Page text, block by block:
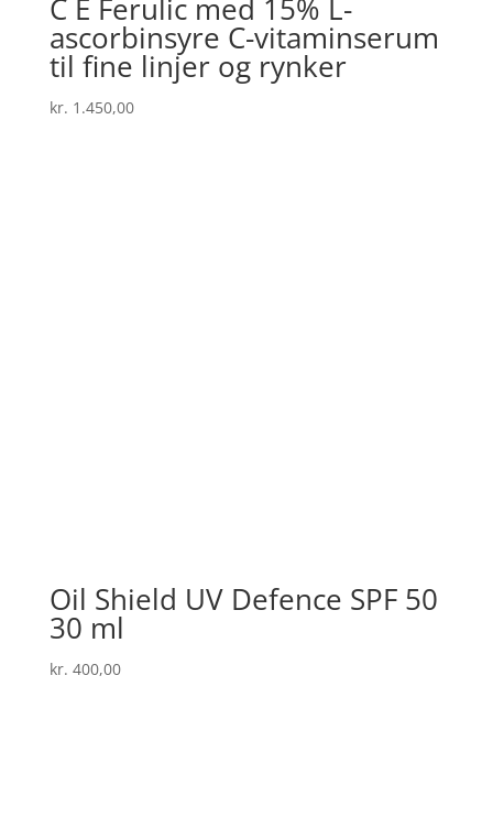
C E Ferulic med 15% L-
ascorbinsyre C-vitaminserum
til fine linjer og rynker
kr. 1.450,00
Oil Shield UV Defence SPF 50
30 ml
kr. 400,00